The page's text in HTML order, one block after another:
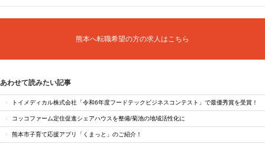
熊本へ転職希望の方の求人はこちら
あわせて読みたい記事
トイメディカル株式会社「令和6年度フードテックビジネスコンテスト」で最優秀賞を受賞！
コッコファーム定住促進シェアハウスを整備/菊池の地域活性化に
熊本市子育て応援アプリ「くまっと」のご紹介！